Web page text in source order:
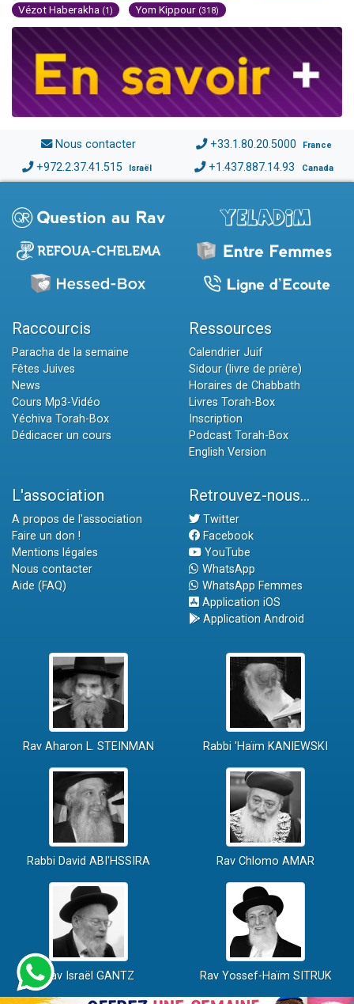
Vézot Haberakha (1) Yom Kippour (318)
Nous contacter +33.1.80.20.5000 France
+972.2.37.41.515 Israël +1.437.887.14.93 Canada
Raccourcis
Paracha de la semaine
Fêtes Juives
News
Cours Mp3-Vidéo
Yéchiva Torah-Box
Dédicacer un cours
Ressources
Calendrier Juif
Sidour (livre de prière)
Horaires de Chabbath
Livres Torah-Box
Inscription
Podcast Torah-Box
English Version
L'association
A propos de l'association
Faire un don !
Mentions légales
Nous contacter
Aide (FAQ)
Retrouvez-nous...
Twitter
Facebook
YouTube
WhatsApp
WhatsApp Femmes
Application iOS
Application Android
Rav Aharon L. STEINMAN Rabbi 'Haïm KANIEWSKI
Rabbi David ABI'HSSIRA Rav Chlomo AMAR
Rav Israël GANTZ Rav Yossef-Haïm SITRUK